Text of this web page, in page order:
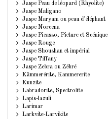
Jaspe Peau de léopard (Rhyolite)
Jaspe Maligano
Jaspe Maryam ou peau d'éléphant
Jaspe Noreena
Jaspe Picasso, Picture et Scénique
Jaspe Rouge
Jaspe Shoushan et impérial
Jaspe Tiffany
Jaspe Zebra ou Zébré
Kämmerérite, Kammererite
Kunzite
Labradorite, Spectrolite
Lapis-lazuli
Larimar
Larkvite-Larvikite